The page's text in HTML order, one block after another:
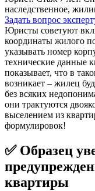
наследственное,
Задать вопрос
Юристы советуют
координаты жилого
указывать номер
технические данные
показывает, что в
возникает – жилец
без всяких
они трактуются
выселением из
формулировок!
✅ Образец
квартиры